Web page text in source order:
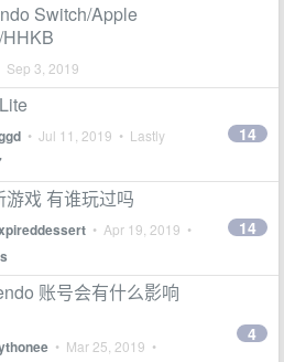
Switch/Apple
Sep 3, 2019
• Jul 11, 2019 • Lastly
14
戏 有谁玩过吗
• Apr 19, 2019 •
14
账号会有什么影响
• Mar 25, 2019 •
4